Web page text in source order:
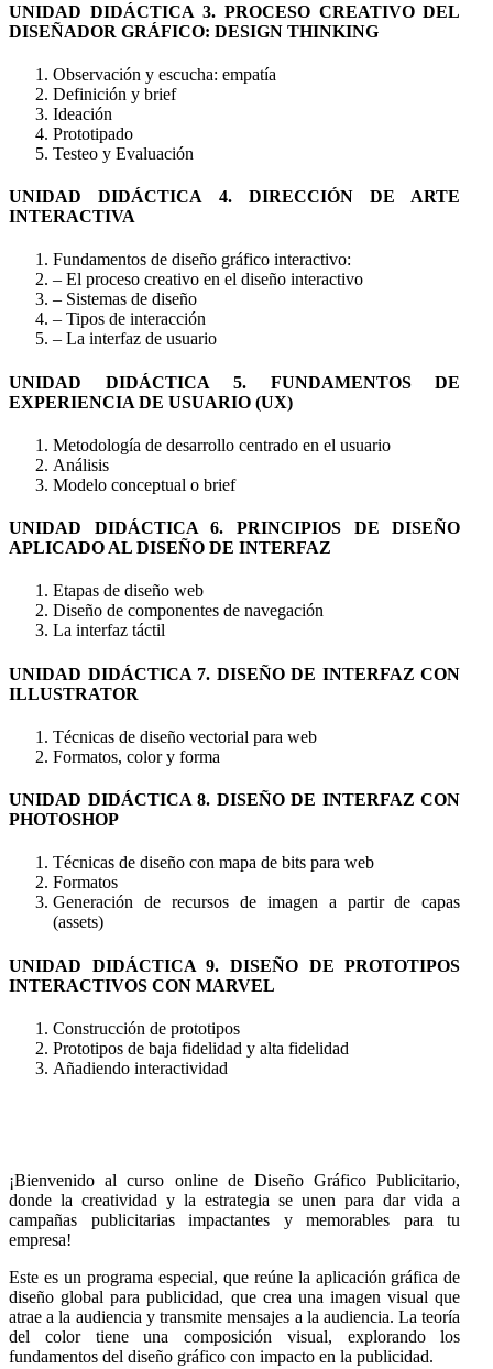
UNIDAD DIDÁCTICA 3. PROCESO CREATIVO DEL
DISEÑADOR GRÁFICO: DESIGN THINKING
Observación y escucha: empatía
Definición y brief
Ideación
Prototipado
Testeo y Evaluación
UNIDAD DIDÁCTICA 4. DIRECCIÓN DE ARTE
INTERACTIVA
Fundamentos de diseño gráfico interactivo:
– El proceso creativo en el diseño interactivo
– Sistemas de diseño
– Tipos de interacción
– La interfaz de usuario
UNIDAD DIDÁCTICA 5. FUNDAMENTOS DE
EXPERIENCIA DE USUARIO (UX)
Metodología de desarrollo centrado en el usuario
Análisis
Modelo conceptual o brief
UNIDAD DIDÁCTICA 6. PRINCIPIOS DE DISEÑO
APLICADO AL DISEÑO DE INTERFAZ
Etapas de diseño web
Diseño de componentes de navegación
La interfaz táctil
UNIDAD DIDÁCTICA 7. DISEÑO DE INTERFAZ CON
ILLUSTRATOR
Técnicas de diseño vectorial para web
Formatos, color y forma
UNIDAD DIDÁCTICA 8. DISEÑO DE INTERFAZ CON
PHOTOSHOP
Técnicas de diseño con mapa de bits para web
Formatos
Generación de recursos de imagen a partir de capas
(assets)
UNIDAD DIDÁCTICA 9. DISEÑO DE PROTOTIPOS
INTERACTIVOS CON MARVEL
Construcción de prototipos
Prototipos de baja fidelidad y alta fidelidad
Añadiendo interactividad
¡Bienvenido al curso online de Diseño Gráfico Publicitario,
donde la creatividad y la estrategia se unen para dar vida a
campañas publicitarias impactantes y memorables para tu
empresa!
Este es un programa especial, que reúne la aplicación gráfica de
diseño global para publicidad, que crea una imagen visual que
atrae a la audiencia y transmite mensajes a la audiencia. La teoría
del color tiene una composición visual, explorando los
fundamentos del diseño gráfico con impacto en la publicidad.